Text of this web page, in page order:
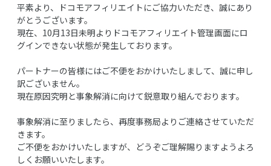
平素より、ドコモアフィリエイトにご協力いただき、誠にあり
がとうございます。
現在、10月13日未明よりドコモアフィリエイト管理画面にロ
グインできない状態が発生しております。
パートナーの皆様にはご不便をおかけいたしまして、誠に申し
訳ございません。
現在原因究明と事象解消に向けて鋭意取り組んでおります。
事象解消に至りましたら、再度事務局よりご連絡させていただ
きます。
ご不便をおかけいたしますが、どうぞご理解賜りますようよろ
しくお願いいたします。